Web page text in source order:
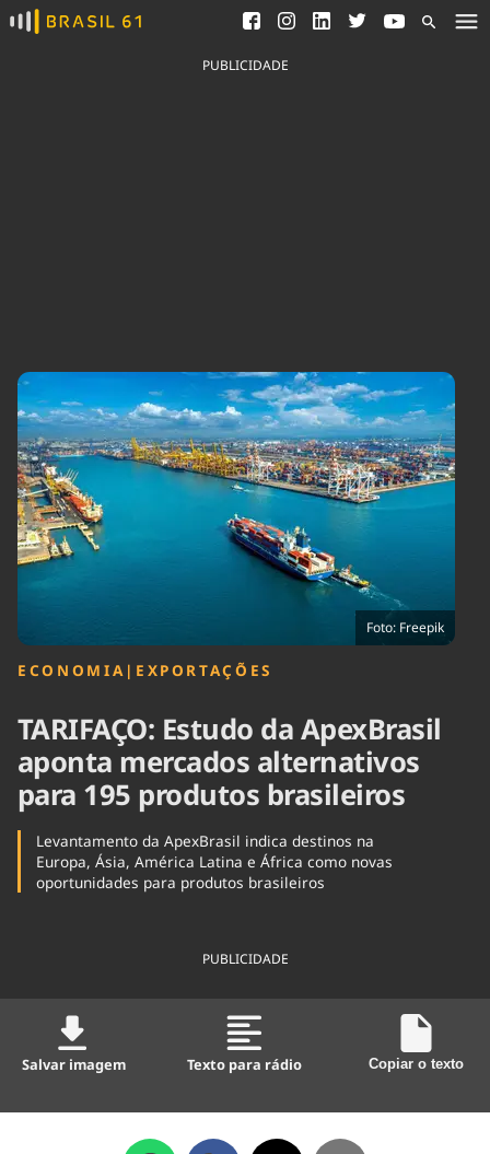
Ver todas as notícias
Saneamento
Indicadores
Agronegócios
Brasil
Brasil Mineral
Ciência &
Tecnologia
Cinema
Comportamento
Cultura
Economia
Educação
Infraestrutura
Internacional
Meio Ambiente
Podcast
Política
Saúde
Tempo
PUBLICIDADE
Foto: Freepik
ECONOMIA | EXPORTAÇÕES
TARIFAÇO: Estudo da ApexBrasil
aponta mercados alternativos
para 195 produtos brasileiros
Levantamento da ApexBrasil indica destinos na
Europa, Ásia, América Latina e África como novas
oportunidades para produtos brasileiros
PUBLICIDADE
Salvar imagem Texto para rádio Copiar o texto